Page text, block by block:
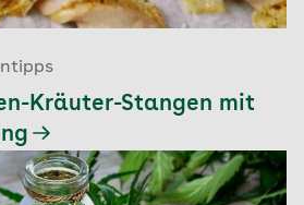
Kräuter-Stangen mit